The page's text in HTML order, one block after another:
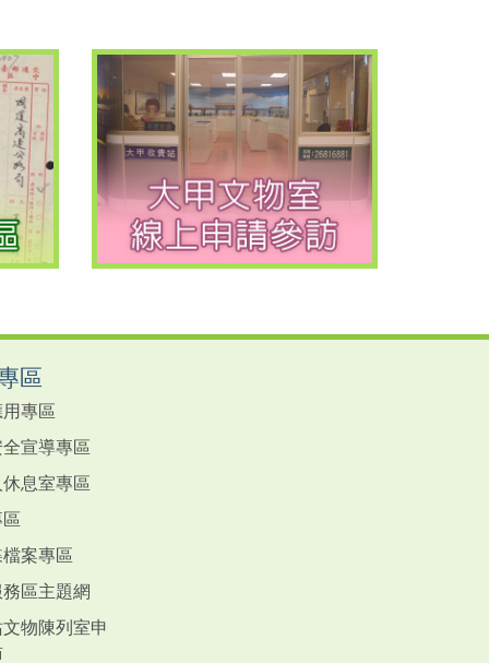
區
專區
宣導專區
息室專區
案專區
區主題網
物陳列室申